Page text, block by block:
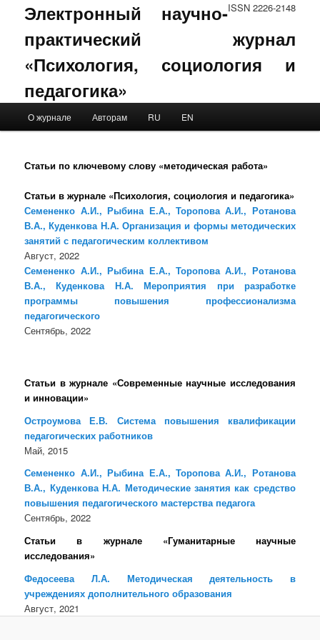
ISSN 2226-2148
Электронный научно-
практический журнал
«Психология, социология и
педагогика»
Skip to primary content
Skip to secondary content
О журнале Авторам RU EN
Статьи по ключевому слову «методическая работа»
Статьи в журнале «Психология, социология и педагогика»
Семененко А.И., Рыбина Е.А., Торопова А.И., Ротанова
В.А., Куденкова Н.А. Организация и формы методических
занятий с педагогическим коллективом
Август, 2022
Семененко А.И., Рыбина Е.А., Торопова А.И., Ротанова
В.А., Куденкова Н.А. Мероприятия при разработке
программы повышения профессионализма
педагогического
Сентябрь, 2022
Статьи в журнале «Современные научные исследования
и инновации»
Остроумова Е.В. Система повышения квалификации
педагогических работников
Май, 2015
Семененко А.И., Рыбина Е.А., Торопова А.И., Ротанова
В.А., Куденкова Н.А. Методические занятия как средство
повышения педагогического мастерства педагога
Сентябрь, 2022
Статьи в журнале «Гуманитарные научные
исследования»
Федосеева Л.А. Методическая деятельность в
учреждениях дополнительного образования
Август, 2021